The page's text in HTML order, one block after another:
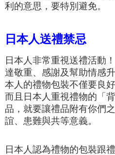
利的意思，要特別避免。
日本人送禮禁忌
日本人非常重視送禮活動
達敬重、感謝及幫助情感
本人的禮物包裝不僅要良
而且日本人重視禮物的「
品，就要讓禮品附有你們
誼、患難與共等意義。
日本人認為禮物的包裝跟